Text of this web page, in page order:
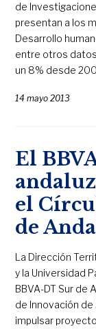
de
presentan a los
Desarrollo
entre otros
un 8% desde
14 mayo 2013
El
el
de
La Dirección
y la Universidad
BBVA-DT Sur de
de Innovación de
impulsar